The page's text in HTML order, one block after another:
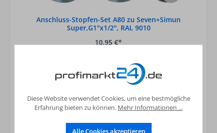
Anschluss-Stopfen-Set A80 zu Seven+Simun
Super,G1"x1/2", RAL 9010
10,95 €*
In den Warenkorb
Diese Website verwendet Cookies, um eine bestmögliche
Erfahrung bieten zu können. Mehr Informationen ...
Alle Cookies akzeptieren